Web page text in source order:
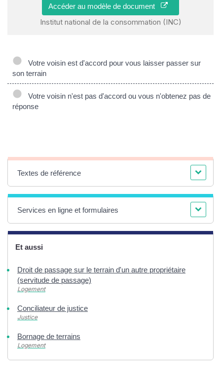
Accéder au modèle de document
Institut national de la consommation (INC)
Votre voisin est d'accord pour vous laisser passer sur
son terrain
Votre voisin n'est pas d'accord ou vous n'obtenez pas de
réponse
Textes de référence
Services en ligne et formulaires
Et aussi
Droit de passage sur le terrain d'un autre propriétaire
(servitude de passage)
Logement
Conciliateur de justice
Justice
Bornage de terrains
Logement